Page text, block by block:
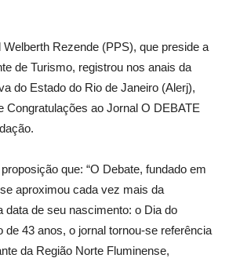
Rezende (PPS), que preside a
de Turismo, registrou nos anais da
do Estado do Rio de Janeiro (Alerj),
Congratulações ao Jornal O DEBATE
que: “O Debate, fundado em
aproximou cada vez mais da
data de seu nascimento: o Dia do
de 43 anos, o jornal tornou-se referência
da Região Norte Fluminense,